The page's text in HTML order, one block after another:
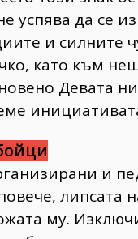
успява да се
и силните
като към
Девата
и
липсата
му.